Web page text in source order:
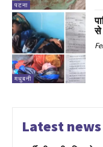
पटना
मधुबनी
से
Latest news